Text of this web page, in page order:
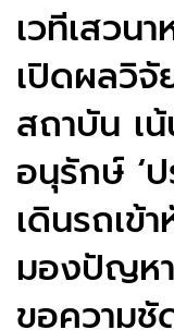
เวทีเสวน
เปิดผลวิจั
สถาบัน เ
อนุรักษ์ ‘
เดินรถเข้
มองปัญหา
ขอความชั